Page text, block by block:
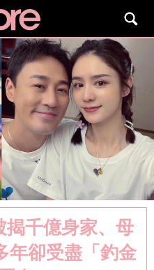
揭千億身家、母
年卻受盡「釣金